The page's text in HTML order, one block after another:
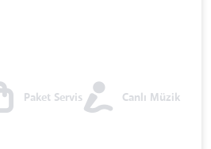
Paket Servis Canlı Müzik